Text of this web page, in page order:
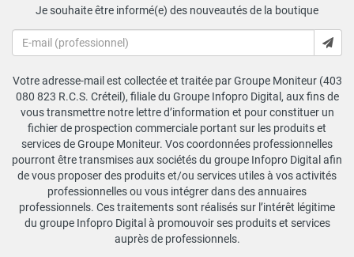
Je souhaite être informé(e) des nouveautés de la boutique
Votre adresse-mail est collectée et traitée par Groupe Moniteur (403
080 823 R.C.S. Créteil), filiale du Groupe Infopro Digital, aux fins de
vous transmettre notre lettre d’information et pour constituer un
fichier de prospection commerciale portant sur les produits et
services de Groupe Moniteur. Vos coordonnées professionnelles
pourront être transmises aux sociétés du groupe Infopro Digital afin
de vous proposer des produits et/ou services utiles à vos activités
professionnelles ou vous intégrer dans des annuaires
professionnels. Ces traitements sont réalisés sur l’intérêt légitime
du groupe Infopro Digital à promouvoir ses produits et services
auprès de professionnels.